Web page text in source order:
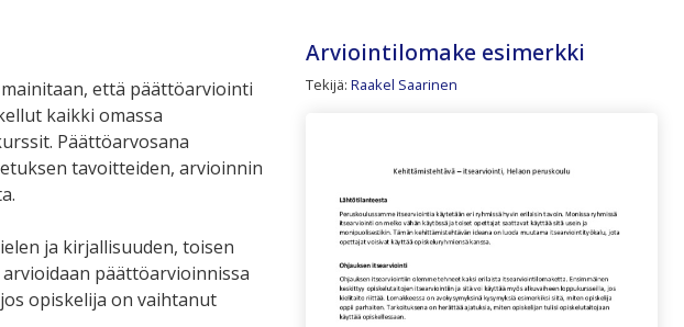
että päättöarviointi
kaikki omassa
Päättöarvosana
tavoitteiden, arvioinnin
ja kirjallisuuden, toisen
päättöarvioinnissa
opiskelija on vaihtanut
Arviointilomake esimerkki
Tekijä: Raakel Saarinen